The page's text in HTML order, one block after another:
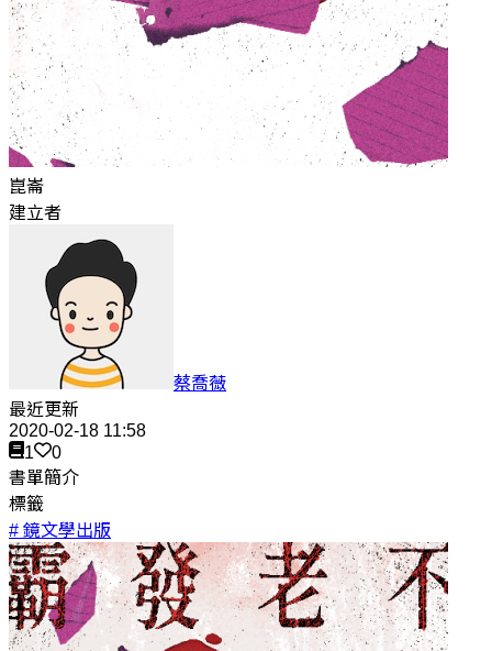
崑崙
建立者
蔡喬薇
最近更新
2020-02-18 11:58
1
0
書單簡介
標籤
# 鏡文學出版